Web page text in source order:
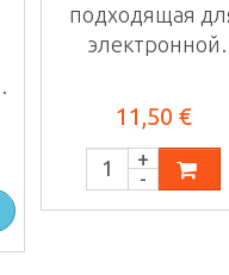
подходящая
электронной
11,50 €